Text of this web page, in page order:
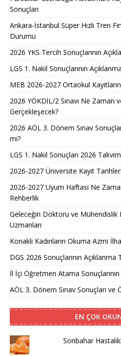
Sonuçları
Ankara-İstanbul Süper Hızlı Tren
Durumu
2026 YKS Tercih Sonuçlarının
LGS 1. Nakil Sonuçlarının
MEB 2026-2027 Ortaokul
2026 YÖKDİL/2 Sınavı Ne Zaman
Gerçekleşecek?
2026 AÖL 3. Dönem Sınav
mi?
LGS 1. Nakil Sonuçları 2026
2026-2027 Üniversite Kayıt
2026-2027 Uyum Haftası Ne
Rehberlik
Geleceğin Doktoru ve Mühendislik
Uzmanları
Konaklı Kadınların Okuma Azmi
DGS 2026 Sonuçlarının
İl İçi Öğretmen Atama Sonuçlarının
AÖL 3. Dönem Sınav Sonuçları ve
EN ÇOK
Sonbahar